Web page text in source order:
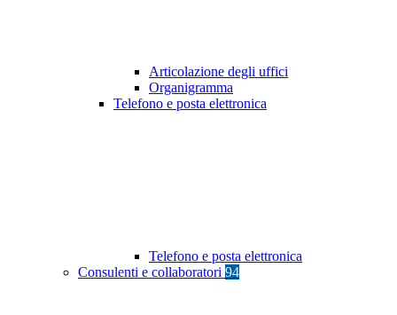
Articolazione degli uffici
Organigramma
Telefono e posta elettronica
Telefono e posta elettronica
Consulenti e collaboratori 94